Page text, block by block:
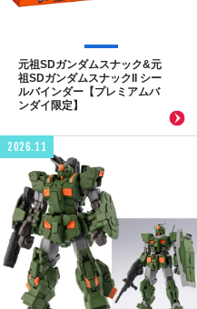
元祖SDガンダムスナック&元
祖SDガンダムスナックII シー
ルバインダー【プレミアムバ
ンダイ限定】
2026.11